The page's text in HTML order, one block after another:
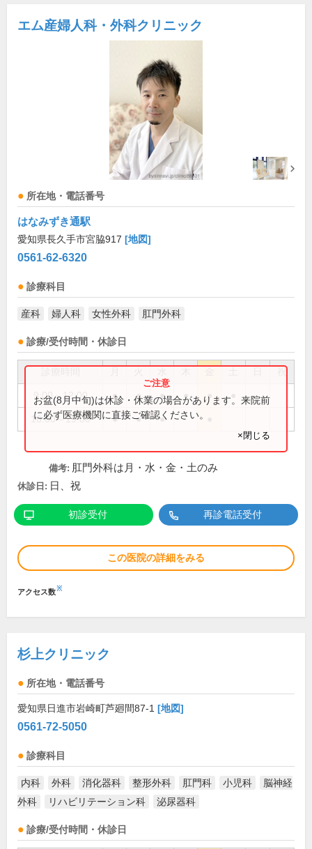
エム産婦人科・外科クリニック
所在地・電話番号
はなみずき通駅
愛知県長久手市宮脇917 [地図]
0561-62-6320
診療科目
産科 婦人科 女性外科 肛門外科
診療/受付時間・休診日
祝
9:00～12:00 ● ● ● ● ●
16:00～19:00 ● ● ●
お盆(8月中旬)は休診・休業の場合があります。来院前
に必ず医療機関に直接ご確認ください。
×閉じる
備考: 肛門外科は月・水・金・土のみ
休診日: 日、祝
初診受付 再診電話受付
この医院の詳細をみる
アクセス数※
杉上クリニック
所在地・電話番号
愛知県日進市岩崎町芦廻間87-1 [地図]
0561-72-5050
診療科目
内科 外科 消化器科 整形外科 肛門科 小児科
脳神経
外科
リハビリテーション科 泌尿器科
診療/受付時間・休診日